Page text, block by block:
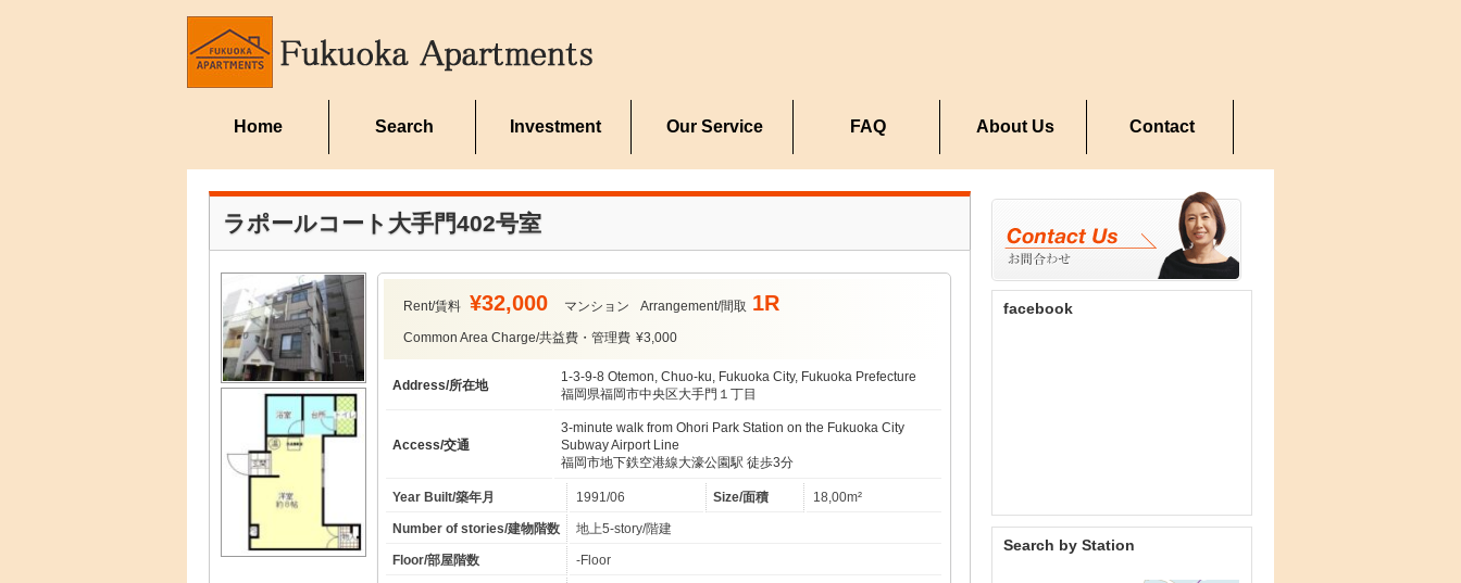
Home Search Investment Our Service FAQ About Us Contact
ラポールコート大手門402号室
Rent/賃料 ¥32,000 マンション Arrangement/間取 1R
Common Area Charge/共益費・管理費 ¥3,000
Address/所在地
1-3-9-8 Otemon, Chuo-ku, Fukuoka City, Fukuoka Prefecture
福岡県福岡市中央区大手門１丁目
Access/交通
3-minute walk from Ohori Park Station on the Fukuoka City
Subway Airport Line
福岡市地下鉄空港線大濠公園駅 徒歩3分
Year Built/築年月 1991/06 Size/面積 18,00m²
Number of stories/建物階数 地上5-story/階建
Floor/部屋階数 -Floor
facebook
Search by Station